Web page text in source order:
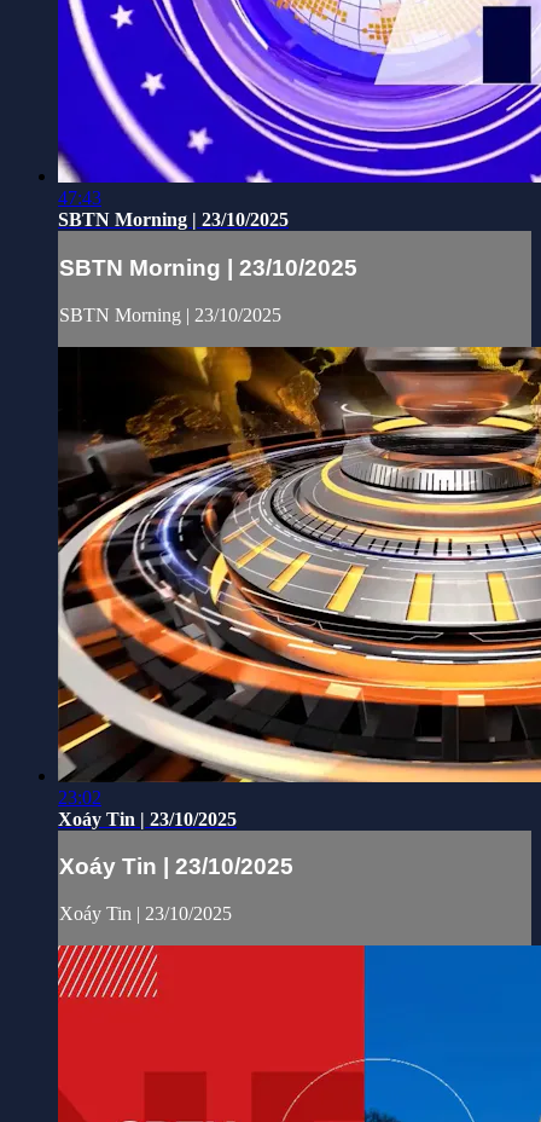
47:43
SBTN Morning | 23/10/2025
SBTN Morning | 23/10/2025
SBTN Morning | 23/10/2025
23:02
Xoáy Tin | 23/10/2025
Xoáy Tin | 23/10/2025
Xoáy Tin | 23/10/2025